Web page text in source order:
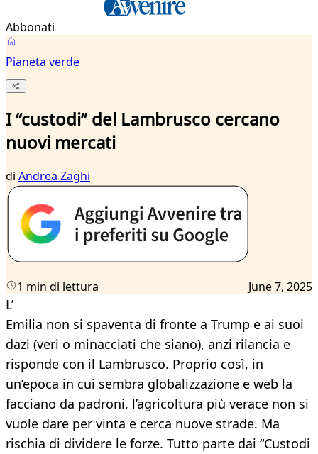
Abbonati
Pianeta verde
I “custodi” del Lambrusco cercano
nuovi mercati
di Andrea Zaghi
1 min di lettura June 7, 2025
L’
Emilia non si spaventa di fronte a Trump e ai suoi
dazi (veri o minacciati che siano), anzi rilancia e
risponde con il Lambrusco. Proprio così, in
un’epoca in cui sembra globalizzazione e web la
facciano da padroni, l’agricoltura più verace non si
vuole dare per vinta e cerca nuove strade. Ma
rischia di dividere le forze. Tutto parte dai “Custodi